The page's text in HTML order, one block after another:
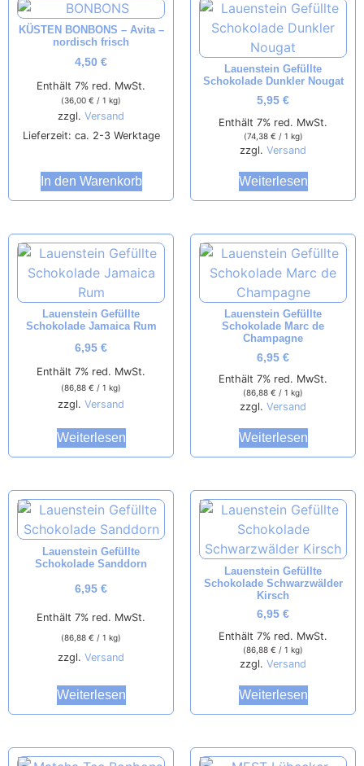
KÜSTEN BONBONS – Avita –
nordisch frisch
4,50 €
Enthält 7% red. MwSt.
(36,00 € / 1 kg)
zzgl. Versand
Lieferzeit: ca. 2-3 Werktage
In den Warenkorb
Lauenstein Gefüllte
Schokolade Dunkler Nougat
5,95 €
Enthält 7% red. MwSt.
(74,38 € / 1 kg)
zzgl. Versand
Weiterlesen
Lauenstein Gefüllte
Schokolade Jamaica Rum
6,95 €
Enthält 7% red. MwSt.
(86,88 € / 1 kg)
zzgl. Versand
Weiterlesen
Lauenstein Gefüllte
Schokolade Marc de
Champagne
6,95 €
Enthält 7% red. MwSt.
(86,88 € / 1 kg)
zzgl. Versand
Weiterlesen
Lauenstein Gefüllte
Schokolade Sanddorn
6,95 €
Enthält 7% red. MwSt.
(86,88 € / 1 kg)
zzgl. Versand
Weiterlesen
Lauenstein Gefüllte
Schokolade Schwarzwälder
Kirsch
6,95 €
Enthält 7% red. MwSt.
(86,88 € / 1 kg)
zzgl. Versand
Weiterlesen